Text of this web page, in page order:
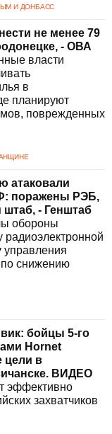
И ДОНБАСС
не менее 79
- ОВА
власти
в
планируют
поврежденных
атаковали
поражены РЭБ,
штаб, - Генштаб
обороны
управления
по снижению
бойцы 5-го
Hornet
цели в
ВИДЕО
эффективно
захватчиков